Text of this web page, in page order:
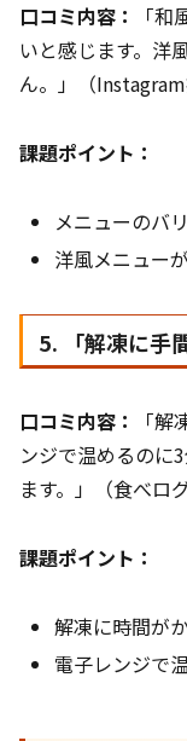
口コミ内容：
「
いと感じます。洋
ん。」（Instagram
課題ポイント：
メニューのバ
洋風メニュー
5. 「解凍に手
口コミ内容：
「
ンジで温めるのに
ます。」（食べロ
課題ポイント：
解凍に時間が
電子レンジで